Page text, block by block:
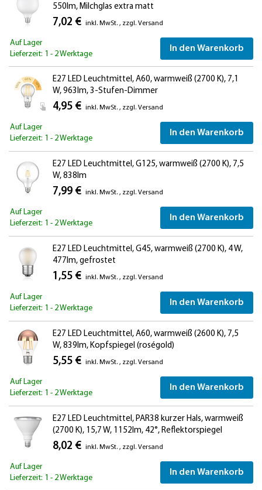
550lm, Milchglas extra matt
7,02 € inkl. MwSt. , zzgl. Versand
Auf Lager
Lieferzeit: 1 - 2 Werktage
In den Warenkorb
E27 LED Leuchtmittel, A60, warmweiß (2700 K), 7,1
W, 963lm, 3-Stufen-Dimmer
4,95 € inkl. MwSt. , zzgl. Versand
Auf Lager
Lieferzeit: 1 - 2 Werktage
In den Warenkorb
E27 LED Leuchtmittel, G125, warmweiß (2700 K), 7,5
W, 838lm
7,99 € inkl. MwSt. , zzgl. Versand
Auf Lager
Lieferzeit: 1 - 2 Werktage
In den Warenkorb
E27 LED Leuchtmittel, G45, warmweiß (2700 K), 4 W,
477lm, gefrostet
1,55 € inkl. MwSt. , zzgl. Versand
Auf Lager
Lieferzeit: 1 - 2 Werktage
In den Warenkorb
E27 LED Leuchtmittel, A60, warmweiß (2600 K), 7,5
W, 839lm, Kopfspiegel (roségold)
5,55 € inkl. MwSt. , zzgl. Versand
Auf Lager
Lieferzeit: 1 - 2 Werktage
In den Warenkorb
E27 LED Leuchtmittel, PAR38 kurzer Hals, warmweiß
(2700 K), 15,7 W, 1152lm, 42°, Reflektorspiegel
(silber)
8,02 € inkl. MwSt. , zzgl. Versand
Auf Lager
Lieferzeit: 1 - 2 Werktage
In den Warenkorb